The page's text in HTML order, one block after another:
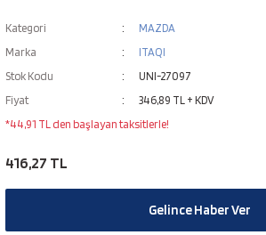
Kategori
MAZDA
Marka
ITAQI
Stok Kodu
UNI-27097
Fiyat
346,89 TL + KDV
*44,91 TL den başlayan taksitlerle!
416,27 TL
Gelince Haber Ver